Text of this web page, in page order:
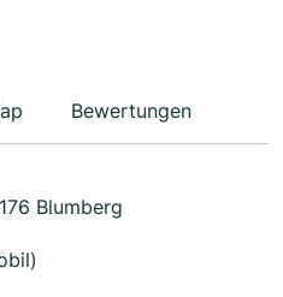
Bewertungen
Blumberg